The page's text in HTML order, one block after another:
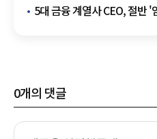
5대 금융 계열사 CEO, 절반
0개의 댓글